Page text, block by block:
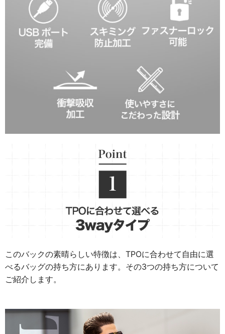
このバックの素晴らしい特徴は、TPOに合わせて自由に選
べるバッグの持ち方にあります。 その3つの持ち方について
ご紹介します。